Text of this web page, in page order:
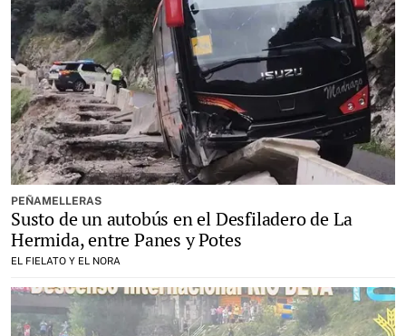
PEÑAMELLERAS
Susto de un autobús en el Desfiladero de La
Hermida, entre Panes y Potes
EL FIELATO Y EL NORA